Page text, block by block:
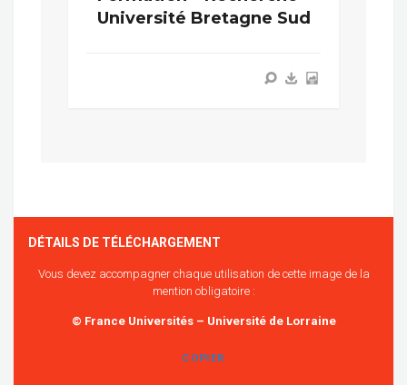
Université Bretagne Sud
DÉTAILS DE TÉLÉCHARGEMENT
Vous devez accompagner chaque utilisation de cette image de la
mention obligatoire :
© France Universités – Université de Lorraine
COPIER